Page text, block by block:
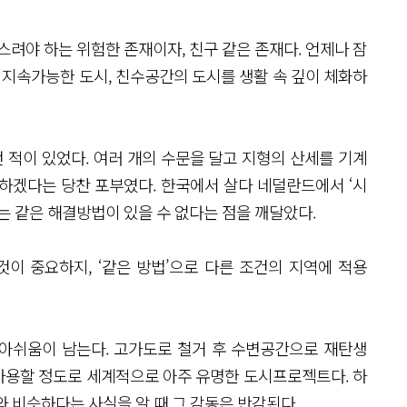
야 하는 위험한 존재이자, 친구 같은 존재다. 언제나 잠
속가능한 도시, 친수공간의 도시를 생활 속 깊이 체화하
이 있었다. 여러 개의 수문을 달고 지형의 산세를 기계
다는 당찬 포부였다. 한국에서 살다 네덜란드에서 ‘시
같은 해결방법이 있을 수 없다는 점을 깨달았다.
중요하지, ‘같은 방법’으로 다른 조건의 지역에 적용
움이 남는다. 고가도로 철거 후 수변공간으로 재탄생
할 정도로 세계적으로 아주 유명한 도시프로젝트다. 하